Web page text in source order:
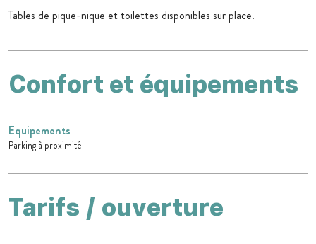
Tables de pique-nique et toilettes disponibles sur place.
Confort et équipements
Equipements
Parking à proximité
Tarifs / ouverture